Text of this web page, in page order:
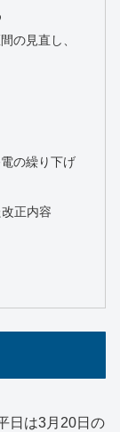
の見直し、
の繰り下げ
正内容
日は3月20日の